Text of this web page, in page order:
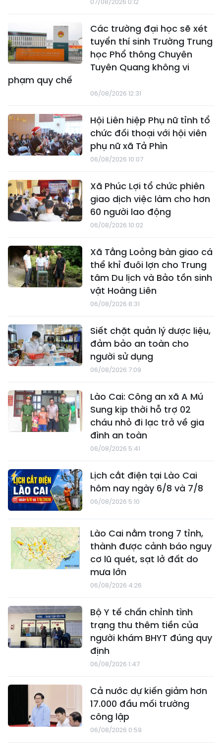
Các trường đại học sẽ xét
tuyển thí sinh Trường Trung
học Phổ thông Chuyên
Tuyên Quang không vi
phạm quy chế
06/08/2026 12:31
Hội Liên hiệp Phụ nữ tỉnh tổ
chức đối thoại với hội viên
phụ nữ xã Tả Phìn
06/08/2026 10:07
Xã Phúc Lợi tổ chức phiên
giao dịch việc làm cho hơn
60 người lao động
06/08/2026 10:02
Xã Tằng Loỏng bàn giao cá
thể khỉ đuôi lợn cho Trung
tâm Du lịch và Bảo tồn sinh
vật Hoàng Liên
06/08/2026 8:31
Siết chặt quản lý dược liệu,
đảm bảo an toàn cho
người sử dụng
06/08/2026 7:09
Lào Cai: Công an xã A Mú
Sung kịp thời hỗ trợ 02
cháu nhỏ đi lạc trở về gia
đình an toàn
06/08/2026 5:41
Lịch cắt điện tại Lào Cai
hôm nay ngày 6/8 và 7/8
06/08/2026 5:10
Lào Cai nằm trong 7 tỉnh,
thành được cảnh báo nguy
cơ lũ quét, sạt lở đất do
mưa lớn
06/08/2026 4:26
Bộ Y tế chấn chỉnh tình
trạng thu thêm tiền của
người khám BHYT đúng quy
định
06/08/2026 1:47
Cả nước dự kiến giảm hơn
17.000 đầu mối trường
công lập
06/08/2026 0:59